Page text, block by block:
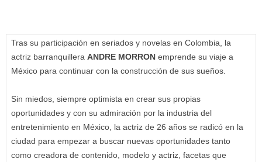
Tras su participación en seriados y novelas en Colombia, la
actriz barranquillera ANDRE MORRON emprende su viaje a
México para continuar con la construcción de sus sueños.
Sin miedos, siempre optimista en crear sus propias
oportunidades y con su admiración por la industria del
entretenimiento en México, la actriz de 26 años se radicó en la
ciudad para empezar a buscar nuevas oportunidades tanto
como creadora de contenido, modelo y actriz, facetas que